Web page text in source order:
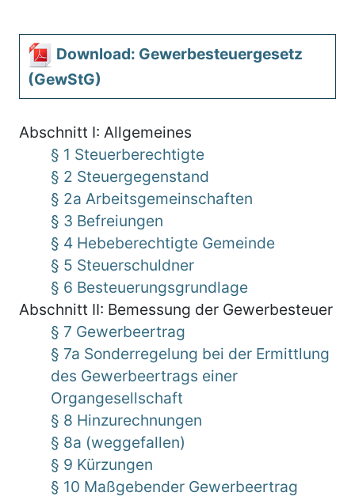
Download: Gewerbesteuergesetz
(GewStG)
Abschnitt I: Allgemeines
§ 1 Steuerberechtigte
§ 2 Steuergegenstand
§ 2a Arbeitsgemeinschaften
§ 3 Befreiungen
§ 4 Hebeberechtigte Gemeinde
§ 5 Steuerschuldner
§ 6 Besteuerungsgrundlage
Abschnitt II: Bemessung der Gewerbesteuer
§ 7 Gewerbeertrag
§ 7a Sonderregelung bei der Ermittlung
des Gewerbeertrags einer
Organgesellschaft
§ 8 Hinzurechnungen
§ 8a (weggefallen)
§ 9 Kürzungen
§ 10 Maßgebender Gewerbeertrag